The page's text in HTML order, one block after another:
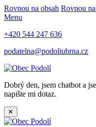
Rovnou na obsah Rovnou
Menu
+420 544 247 636
podatelna@podoliubrna.cz
Dobrý den, jsem chatbot a
napište mi dotaz.
✕